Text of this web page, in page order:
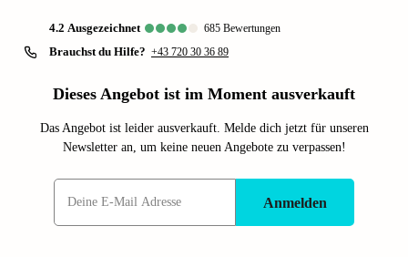
4.2 ausgezeichnet 685 Bewertungen
Brauchst du Hilfe? +43 720 30 36 89
Dieses Angebot ist im Moment ausverkauft
Das Angebot ist leider ausverkauft. Melde dich jetzt für unseren
Newsletter an, um keine neuen Angebote zu verpassen!
Anmelden